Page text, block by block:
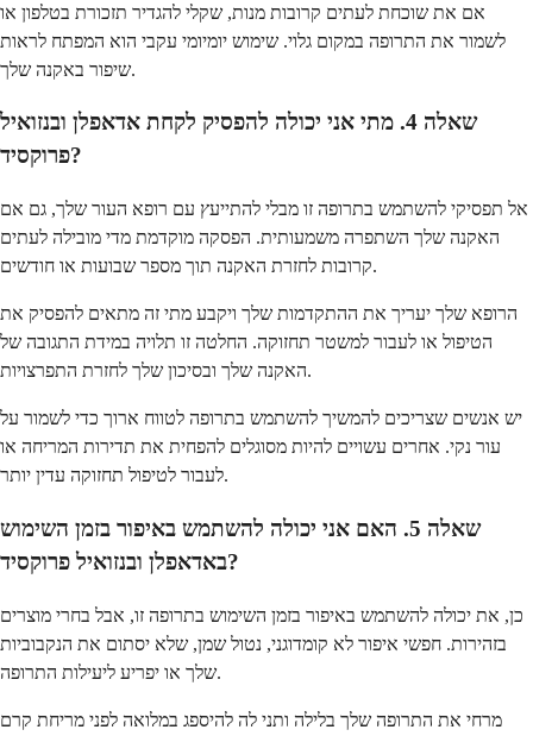
אם את שוכחת לעתים קרובות מנות, שקלי להגדיר תזכורת בטלפון או
לשמור את התרופה במקום גלוי. שימוש יומיומי עקבי הוא המפתח לראות
שיפור באקנה שלך.
שאלה 4. מתי אני יכולה להפסיק לקחת אדאפלן ובנזואיל
פרוקסיד?
אל תפסיקי להשתמש בתרופה זו מבלי להתייעץ עם רופא העור שלך, גם אם
האקנה שלך השתפרה משמעותית. הפסקה מוקדמת מדי מובילה לעתים
קרובות לחזרת האקנה תוך מספר שבועות או חודשים.
הרופא שלך יעריך את ההתקדמות שלך ויקבע מתי זה מתאים להפסיק את
הטיפול או לעבור למשטר תחזוקה. החלטה זו תלויה במידת התגובה של
האקנה שלך ובסיכון שלך לחזרת התפרצויות.
יש אנשים שצריכים להמשיך להשתמש בתרופה לטווח ארוך כדי לשמור על
עור נקי. אחרים עשויים להיות מסוגלים להפחית את תדירות המריחה או
לעבור לטיפול תחזוקה עדין יותר.
שאלה 5. האם אני יכולה להשתמש באיפור בזמן השימוש
באדאפלן ובנזואיל פרוקסיד?
כן, את יכולה להשתמש באיפור בזמן השימוש בתרופה זו, אבל בחרי מוצרים
בזהירות. חפשי איפור לא קומדוגני, נטול שמן, שלא יסתום את הנקבוביות
שלך או יפריע ליעילות התרופה.
מרחי את התרופה שלך בלילה ותני לה להיספג במלואה לפני מריחת קרם